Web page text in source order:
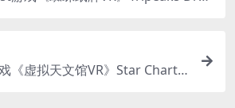
《虚拟天文馆VR》Star Chart V